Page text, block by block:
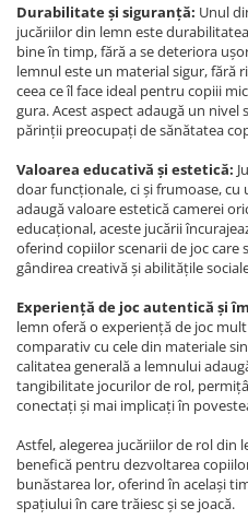
Durabilitate și siguranță: Unul
jucăriilor din lemn este
bine în timp, fără a se deteriora
lemnul este un material sigur, fără
ceea ce îl face ideal pentru copiii
gura. Acest aspect adaugă un
părinții preocupați de sănătatea
Valoarea educativă și estetică:
doar funcționale, ci și frumoase, cu
adaugă valoare estetică camerei
educațional, aceste jucării
oferind copiilor scenarii de joc
gândirea creativă și abilitățile
Experiență de joc autentică și
lemn oferă o experiență de joc
comparativ cu cele din materiale
calitatea generală a lemnului
tangibilitate jocurilor de rol,
conectați și mai implicați în
Astfel, alegerea jucăriilor de rol din
benefică pentru dezvoltarea
bunăstarea lor, oferind în același
spațiului în care trăiesc și se joacă.